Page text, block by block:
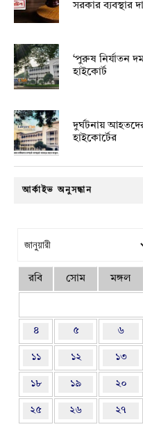
সরকার ব্যবস্থার
‘পুরুষ নির্যাতন
হাইকোর্ট
দুর্ঘটনায়
হাইকোর্টের
আর্কাইভ অনুসন্ধান
রবি সোম মঙ্গল
৪ ৫ ৬
১১ ১২ ১৩
১৮ ১৯ ২০
২৫ ২৬ ২৭